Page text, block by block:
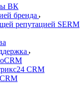
ВК
бренда
репутацией SERM
CRM